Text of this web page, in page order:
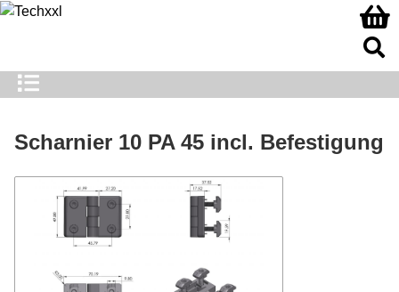
Scharnier 10 PA 45 incl. Befestigung